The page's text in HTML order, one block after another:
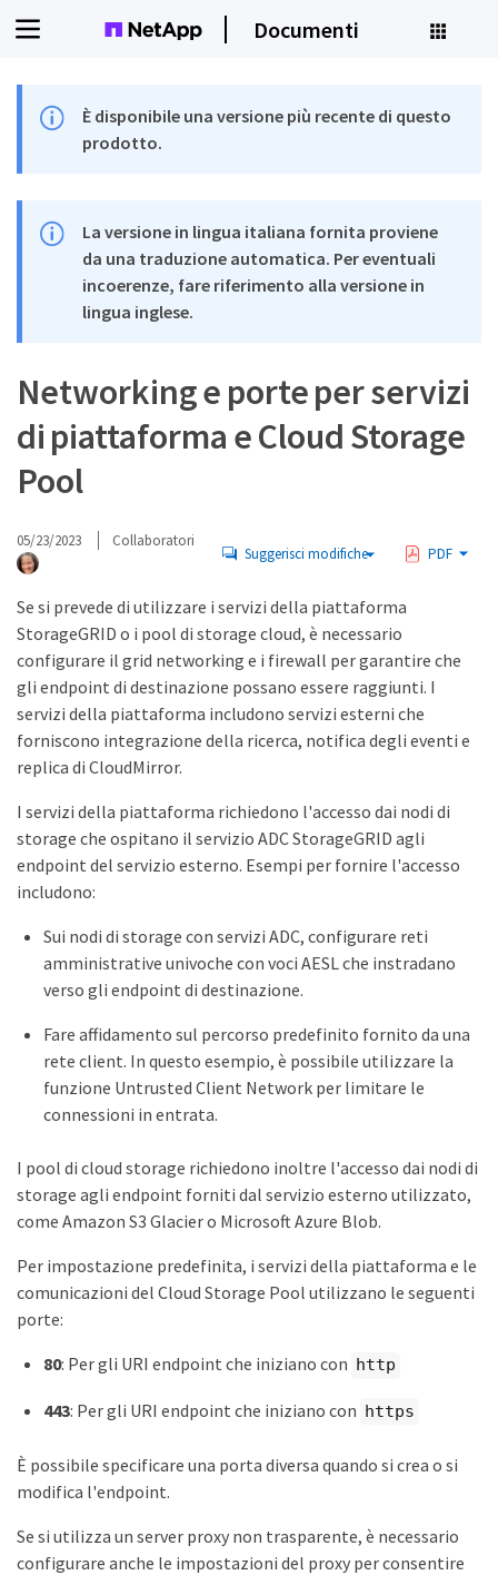
Documenti
È disponibile una versione più recente di questo
prodotto.
La versione in lingua italiana fornita proviene
da una traduzione automatica. Per eventuali
incoerenze, fare riferimento alla versione in
lingua inglese.
Networking e porte per servizi
di piattaforma e Cloud Storage
Pool
05/23/2023 Collaboratori
Suggerisci modifiche PDF
Se si prevede di utilizzare i servizi della piattaforma
StorageGRID o i pool di storage cloud, è necessario
configurare il grid networking e i firewall per garantire che
gli endpoint di destinazione possano essere raggiunti. I
servizi della piattaforma includono servizi esterni che
forniscono integrazione della ricerca, notifica degli eventi e
replica di CloudMirror.
I servizi della piattaforma richiedono l'accesso dai nodi di
storage che ospitano il servizio ADC StorageGRID agli
endpoint del servizio esterno. Esempi per fornire l'accesso
includono:
Sui nodi di storage con servizi ADC, configurare reti
amministrative univoche con voci AESL che instradano
verso gli endpoint di destinazione.
Fare affidamento sul percorso predefinito fornito da una
rete client. In questo esempio, è possibile utilizzare la
funzione Untrusted Client Network per limitare le
connessioni in entrata.
I pool di cloud storage richiedono inoltre l'accesso dai nodi di
storage agli endpoint forniti dal servizio esterno utilizzato,
come Amazon S3 Glacier o Microsoft Azure Blob.
Per impostazione predefinita, i servizi della piattaforma e le
comunicazioni del Cloud Storage Pool utilizzano le seguenti
porte:
80: Per gli URI endpoint che iniziano con http
443: Per gli URI endpoint che iniziano con https
È possibile specificare una porta diversa quando si crea o si
modifica l'endpoint.
Se si utilizza un server proxy non trasparente, è necessario
configurare anche le impostazioni del proxy per consentire